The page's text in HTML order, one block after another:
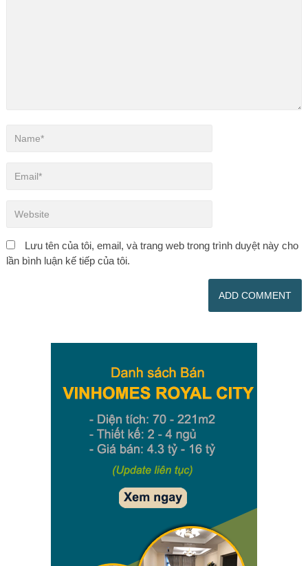
Lưu tên của tôi, email, và trang web trong trình duyệt này cho
lần bình luận kế tiếp của tôi.